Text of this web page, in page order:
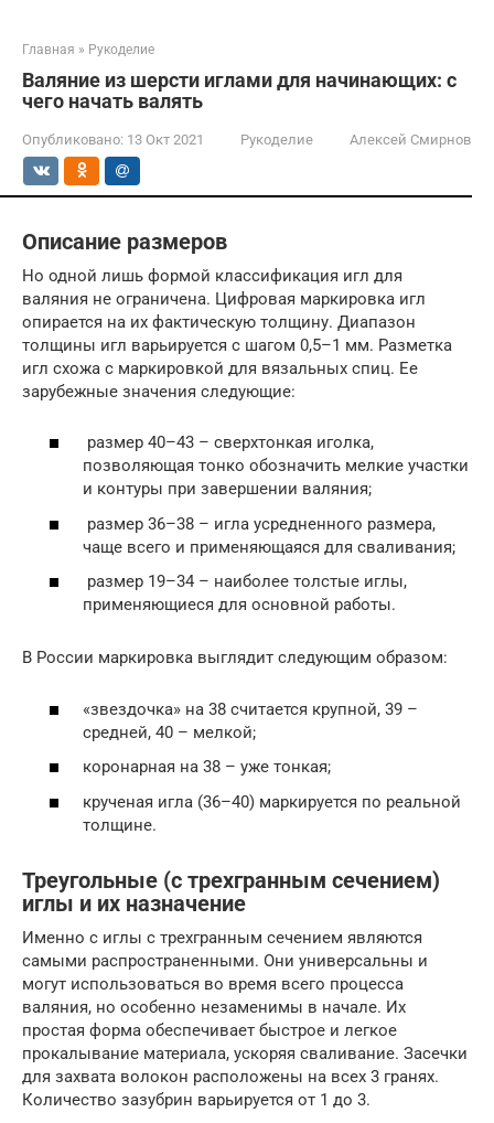
Главная » Рукоделие
Валяние из шерсти иглами для начинающих: с
чего начать валять
Опубликовано: 13 Окт 2021 Рукоделие Алексей Смирнов
Описание размеров
Но одной лишь формой классификация игл для
валяния не ограничена. Цифровая маркировка игл
опирается на их фактическую толщину. Диапазон
толщины игл варьируется с шагом 0,5–1 мм. Разметка
игл схожа с маркировкой для вязальных спиц. Ее
зарубежные значения следующие:
размер 40–43 – сверхтонкая иголка,
позволяющая тонко обозначить мелкие участки
и контуры при завершении валяния;
размер 36–38 – игла усредненного размера,
чаще всего и применяющаяся для сваливания;
размер 19–34 – наиболее толстые иглы,
применяющиеся для основной работы.
В России маркировка выглядит следующим образом:
«звездочка» на 38 считается крупной, 39 –
средней, 40 – мелкой;
коронарная на 38 – уже тонкая;
крученая игла (36–40) маркируется по реальной
толщине.
Треугольные (с трехгранным сечением)
иглы и их назначение
Именно с иглы с трехгранным сечением являются
самыми распространенными. Они универсальны и
могут использоваться во время всего процесса
валяния, но особенно незаменимы в начале. Их
простая форма обеспечивает быстрое и легкое
прокалывание материала, ускоряя сваливание. Засечки
для захвата волокон расположены на всех 3 гранях.
Количество зазубрин варьируется от 1 до 3.